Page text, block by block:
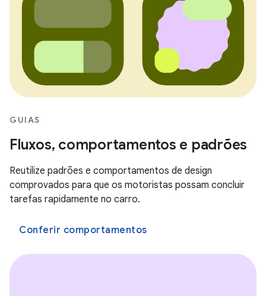
GUIAS
Fluxos, comportamentos e padrões
Reutilize padrões e comportamentos de design
comprovados para que os motoristas possam concluir
tarefas rapidamente no carro.
Conferir comportamentos